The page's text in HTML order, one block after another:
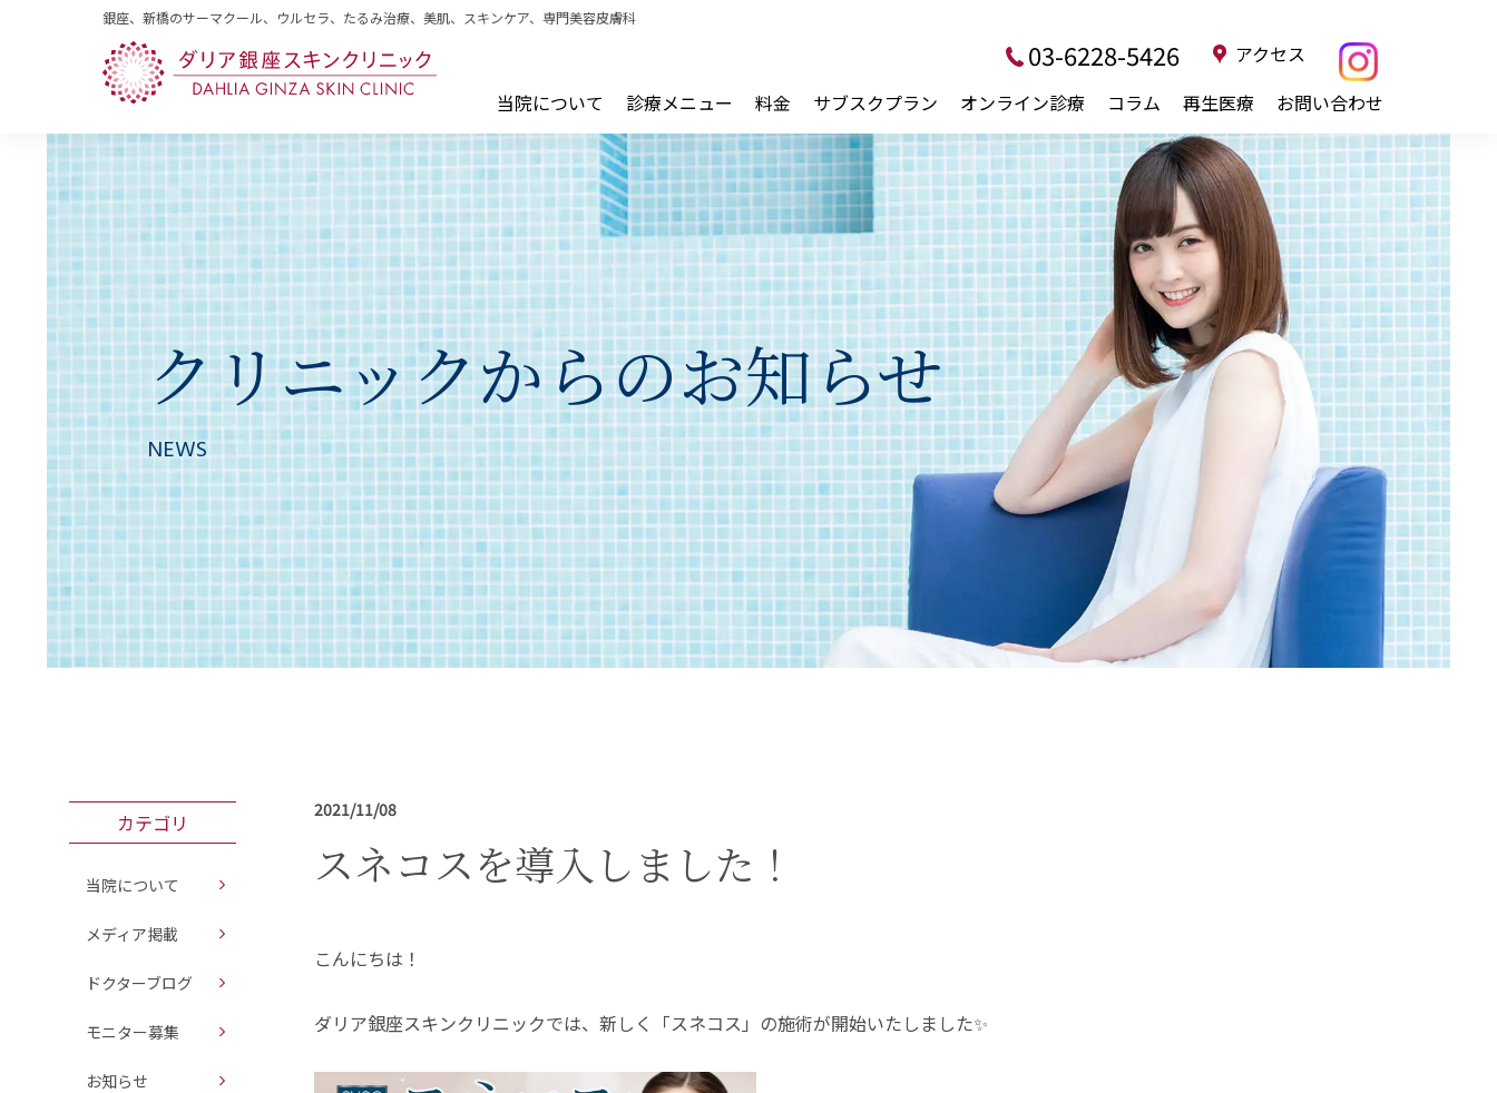
銀座、新橋のサーマクール、ウルセラ、たるみ治療、美肌、スキンケア、専門美容皮膚科
当院について 診療メニュー 料金 サブスクプラン オンライン診療 コラム 再生医療 お問い合わせ
03-6228-5426 アクセス
クリニックからのお知らせ
NEWS
2021/11/08
スネコスを導入しました！
こんにちは！
ダリア銀座スキンクリニックでは、新しく「スネコス」の施術が開始いたしました✨
カテゴリ
当院について
メディア掲載
ドクターブログ
モニター募集
お知らせ